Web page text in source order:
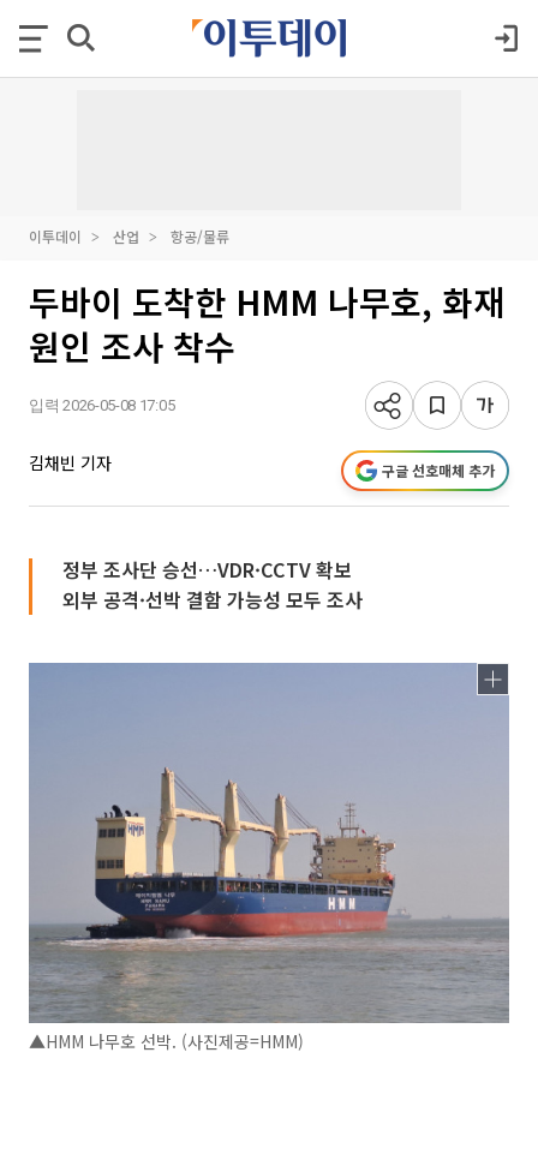
이투데이 산업 항공/물류
두바이 도착한 HMM 나무호, 화재
원인 조사 착수
입력 2026-05-08 17:05
김채빈 기자 구글 선호매체 추가
정부 조사단 승선…VDR·CCTV 확보
외부 공격·선박 결함 가능성 모두 조사
▲HMM 나무호 선박. (사진제공=HMM)